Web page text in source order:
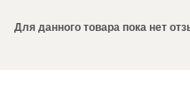
Для данного товара пока нет